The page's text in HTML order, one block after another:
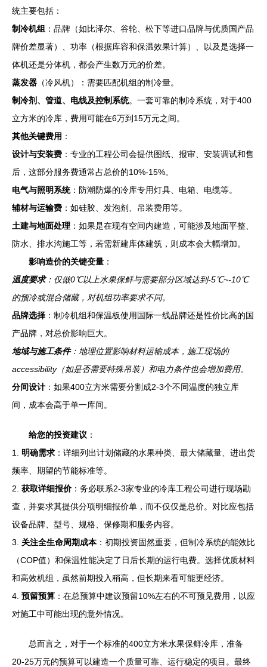
统主要包括：
制冷机组 ：品牌（如比泽尔、谷轮、松下等进口品牌与优质国产品
牌价差显著）、功率（根据库容和保温效果计算）、以及是选择一
体机还是分体机，都会产生数万元的价差。
蒸发器 （冷风机）：需要匹配机组的制冷量。
制冷剂、管道、电线及控制系统。一套可靠的制冷系统，对于400
立方米的冷库，费用可能在6万到15万元之间。
其他关键费用 ：
设计与安装费 ：专业的工程公司会提供图纸、报审、安装调试和售
后，这部分服务费通常占总价的10%-15%。
电气与照明系统：防潮防爆的冷库专用灯具、电箱、电缆等。
辅材与运输费 ：如硅胶、发泡剂、吊装费用等。
土建与地面处理 ：如果是在现有空间内建造，可能涉及地面平整、
防水、排水沟施工等，若需新建库体建筑，则成本会大幅增加。
影响造价的关键变量 ：
温度要求：仅做0℃以上水果保鲜与需要部分区域达到-5℃~-10℃
的预冷或混合储藏，对机组功率要求不同。
品牌选择 ：制冷机组和保温板使用国际一线品牌还是性价比高的国
产品牌，对总价影响巨大。
地域与施工条件：地理位置影响材料运输成本，施工现场的
accessibility（如是否需要特殊吊装）和电力条件也会增加费用。
分间设计 ：如果400立方米需要分割成2-3个不同温度的独立库
间，成本会高于单一库间。
给您的投资建议 ：
1. 明确需求 ：详细列出计划储藏的水果种类、最大储藏量、进出货
频率、期望的节能标准等。
2. 获取详细报价：务必联系2-3家专业的冷库工程公司进行现场勘
查，并要求其提供分项明细报价单，而不仅仅是总价。对比应包括
设备品牌、型号、规格、保修期和服务内容。
3. 关注全生命周期成本：初期投资固然重要，但制冷系统的能效比
（COP值）和保温性能决定了日后长期的运行电费。选择优质材料
和高效机组，虽然前期投入稍高，但长期来看可能更经济。
4. 预留预算 ：在总预算中建议预留10%左右的不可预见费用，以应
对施工中可能出现的意外情况。
总而言之，对于一个标准的400立方米水果保鲜冷库，准备
20-25万元的预算可以建造一个质量可靠、运行稳定的项目。最终